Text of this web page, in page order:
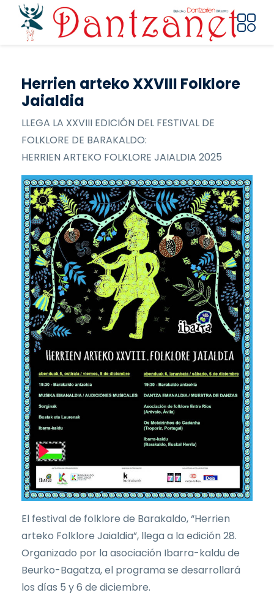
Pasar al contenido principal
Herrien arteko XXVIII Folklore
Jaialdia
LLEGA LA XXVIII EDICIÓN DEL FESTIVAL DE
FOLKLORE DE BARAKALDO:
HERRIEN ARTEKO FOLKLORE JAIALDIA 2025
El festival de folklore de Barakaldo, “Herrien
arteko Folklore Jaialdia”, llega a la edición 28.
Organizado por la asociación Ibarra-kaldu de
Beurko-Bagatza, el programa se desarrollará
los días 5 y 6 de diciembre.